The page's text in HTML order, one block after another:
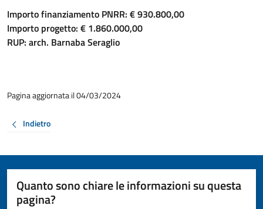
Importo finanziamento PNRR: € 930.800,00
Importo progetto: € 1.860.000,00
RUP: arch. Barnaba Seraglio
Pagina aggiornata il 04/03/2024
Indietro
Quanto sono chiare le informazioni su questa
pagina?